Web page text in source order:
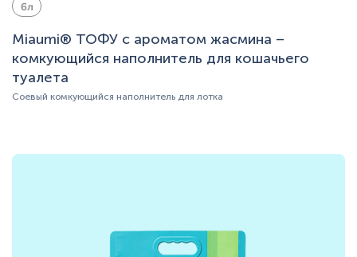
6л
Miaumi® ТОФУ с ароматом жасмина –
комкующийся наполнитель для кошачьего
туалета
Соевый комкующийся наполнитель для лотка